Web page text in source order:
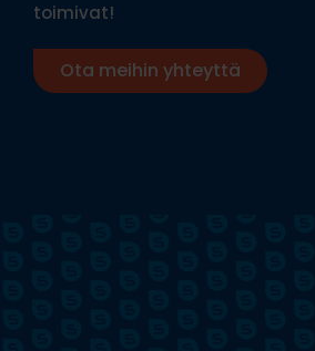
toimivat!
Ota meihin yhteyttä